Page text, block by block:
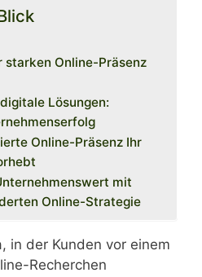
starken Online-Präsenz
Lösungen:
Online-Präsenz Ihr
mit
Online-Strategie
in der Kunden vor einem
Recherchen